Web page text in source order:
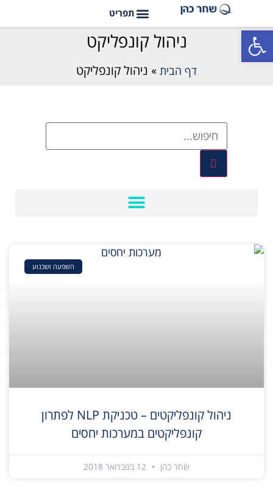
פתח סרגל נגישות ניהול קונפליקט
דף הבית » ניהול קונפליקט
השפעה ושכנוע
ניהול קונפליקטים – טכניקת NLP לפתרון
קונפליקטים במערכות יחסים
שחר כהן